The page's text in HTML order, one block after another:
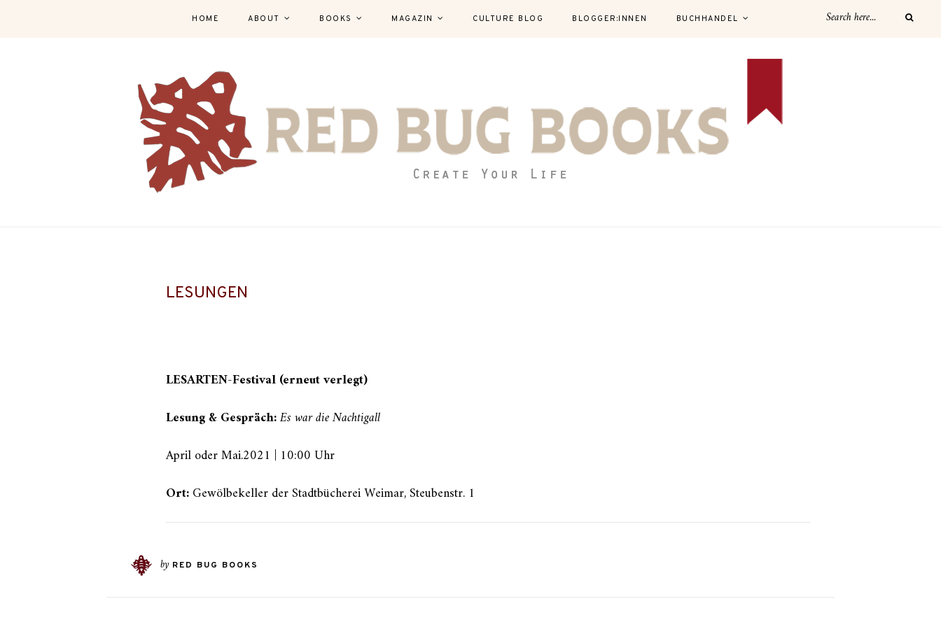
HOME ABOUT BOOKS MAGAZIN CULTURE BLOG BLOGGER:INNEN BUCHHANDEL
LESUNGEN
LESARTEN-Festival (erneut verlegt)
Lesung & Gespräch:Es war die Nachtigall
April oder Mai.2021 | 10:00 Uhr
Ort:Gewölbekeller der Stadtbücherei Weimar, Steubenstr. 1
by RED BUG BOOKS